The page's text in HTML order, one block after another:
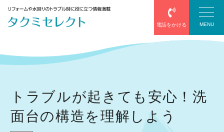
電話をかける MENU
防水
トラブルが起きても安心！洗
面台の構造を理解しよう